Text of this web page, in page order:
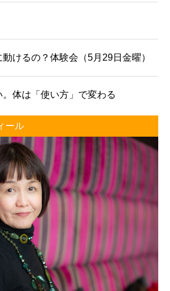
けるの？体験会（5月29日金曜）
体は「使い方」で変わる
ール